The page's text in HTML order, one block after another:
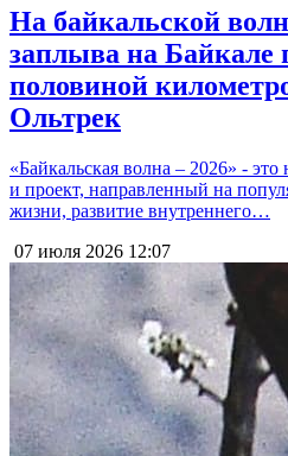
На байкальской
заплыва на Байкале
половиной
Ольтрек
«Байкальская волна – 2026» -
и проект, направленный на
жизни, развитие внутреннего…
07 июля 2026 12:07